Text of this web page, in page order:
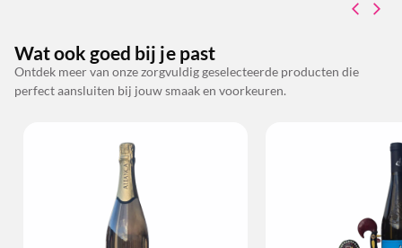
Wat ook goed bij je past
Ontdek meer van onze zorgvuldig geselecteerde producten die
perfect aansluiten bij jouw smaak en voorkeuren.